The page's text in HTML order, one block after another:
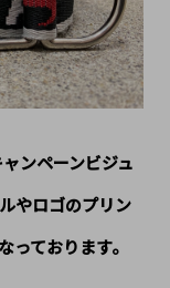
やロゴのプリン
っております。